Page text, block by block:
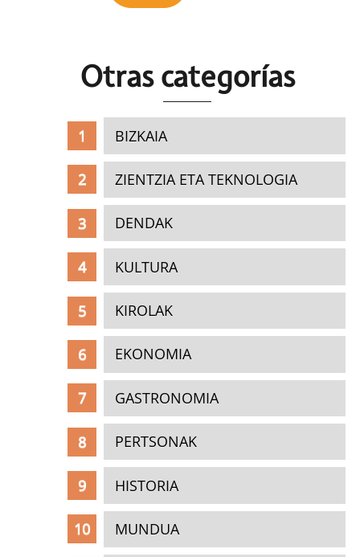
Otras categorías
BIZKAIA
ZIENTZIA ETA TEKNOLOGIA
DENDAK
KULTURA
KIROLAK
EKONOMIA
GASTRONOMIA
PERTSONAK
HISTORIA
MUNDUA